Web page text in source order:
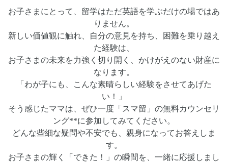
お子さまにとって、留学はただ英語を学ぶだけの場ではあ
りません。
新しい価値観に触れ、自分の意見を持ち、困難を乗り越え
た経験は、
お子さまの未来を力強く切り開く、かけがえのない財産に
なります。
「わが子にも、こんな素晴らしい経験をさせてあげた
い！」
そう感じたママは、ぜひ一度「スマ留」の無料カウンセリ
ング**に参加してみてください。
どんな些細な疑問や不安でも、親身になってお答えしま
す。
お子さまの輝く「できた！」の瞬間を、一緒に応援しまし